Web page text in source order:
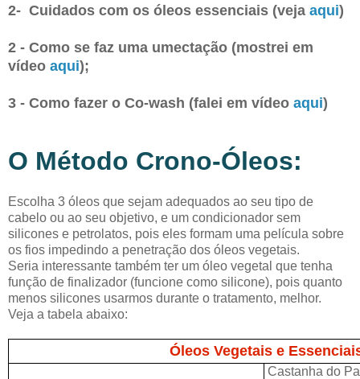
2- Cuidados com os óleos essenciais (veja aqui)
2 - Como se faz uma umectação (mostrei em
vídeo aqui);
3 - Como fazer o Co-wash (falei em vídeo aqui)
O Método Crono-Óleos:
Escolha 3 óleos que sejam adequados ao seu tipo de
cabelo ou ao seu objetivo, e um condicionador sem
silicones e petrolatos, pois eles formam uma película sobre
os fios impedindo a penetração dos óleos vegetais.
Seria interessante também ter um óleo vegetal que tenha
função de finalizador (funcione como silicone), pois quanto
menos silicones usarmos durante o tratamento, melhor.
Veja a tabela abaixo:
Óleos Vegetais e
Castanha do